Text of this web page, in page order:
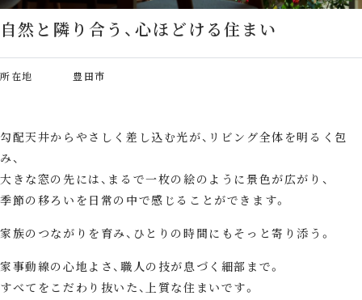
自然と隣り合う、心ほどける住まい
所在地 豊田市
勾配天井からやさしく差し込む光が、リビング全体を明るく包
み、
大きな窓の先には、まるで一枚の絵のように景色が広がり、
季節の移ろいを日常の中で感じることができます。
家族のつながりを育み、ひとりの時間にもそっと寄り添う。
家事動線の心地よさ、職人の技が息づく細部まで。
すべてをこだわり抜いた、上質な住まいです。